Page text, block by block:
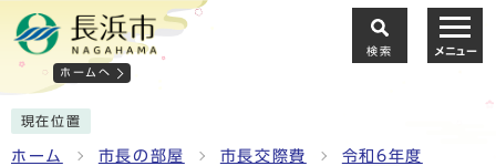
ホームへ
検索 メニュー
現在位置
ホーム 市長の部屋 市長交際費 令和6年度